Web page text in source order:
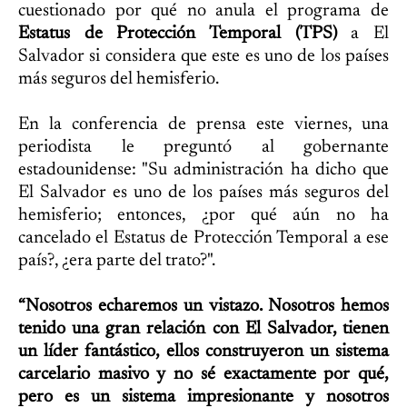
cuestionado por qué no anula el programa de
Estatus de Protección Temporal (TPS)a El
Salvador si considera que este es uno de los países
más seguros del hemisferio.
En la conferencia de prensa este viernes, una
periodista le preguntó al gobernante
estadounidense: "Su administración ha dicho que
El Salvador es uno de los países más seguros del
hemisferio; entonces, ¿por qué aún no ha
cancelado el Estatus de Protección Temporal a ese
país?, ¿era parte del trato?".
“Nosotros echaremos un vistazo. Nosotros hemos
tenido una gran relación con El Salvador, tienen
un líder fantástico, ellos construyeron un sistema
carcelario masivo y no sé exactamente por qué,
pero es un sistema impresionante y nosotros